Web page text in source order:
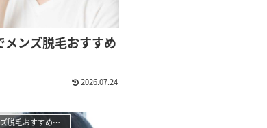
メンズ脱毛おすすめ
2026.07.24
【2026年最新】市区町村で人気のメンズ脱毛おすすめサロン・クリニック